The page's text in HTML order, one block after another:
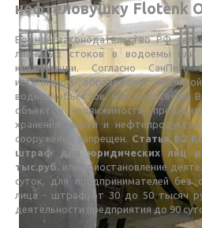
нефтеловушку Flotenk
Водное законодательство РФ
ливневых стоков в водоемы или
канализации. Согласно СанПиН
источником образования
водных объектов.
объектов недвижимости,
хранения нефти и
сооружений запрещен. Статья 8.2
штраф для юридических лиц
тыс.руб. или приостановление
суток, для предпринимателей без
лица - штраф от 30 до 50 тысяч
деятельности предприятия до 90